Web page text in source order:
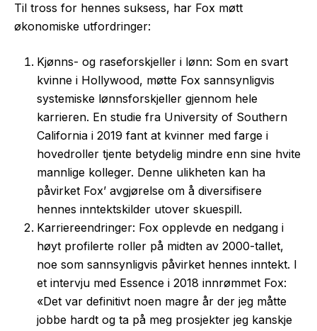
Til tross for hennes suksess, har Fox møtt
økonomiske utfordringer:
Kjønns- og raseforskjeller i lønn: Som en svart
kvinne i Hollywood, møtte Fox sannsynligvis
systemiske lønnsforskjeller gjennom hele
karrieren. En studie fra University of Southern
California i 2019 fant at kvinner med farge i
hovedroller tjente betydelig mindre enn sine hvite
mannlige kolleger. Denne ulikheten kan ha
påvirket Fox’ avgjørelse om å diversifisere
hennes inntektskilder utover skuespill.
Karriereendringer: Fox opplevde en nedgang i
høyt profilerte roller på midten av 2000-tallet,
noe som sannsynligvis påvirket hennes inntekt. I
et intervju med Essence i 2018 innrømmet Fox:
«Det var definitivt noen magre år der jeg måtte
jobbe hardt og ta på meg prosjekter jeg kanskje